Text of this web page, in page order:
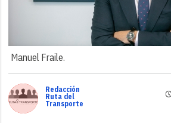
Manuel Fraile.
Redacción
Ruta del
Transporte